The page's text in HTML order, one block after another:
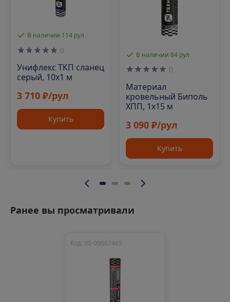
В наличии 114 рул
0
Унифлекс ТКП сланец
серый, 10х1 м
3 710 ₽/рул
Купить
В наличии 84 рул
0
Материал
кровельный Биполь
ХПП, 1х15 м
3 090 ₽/рул
Купить
Ранее вы просматривали
Код: 00-00007465